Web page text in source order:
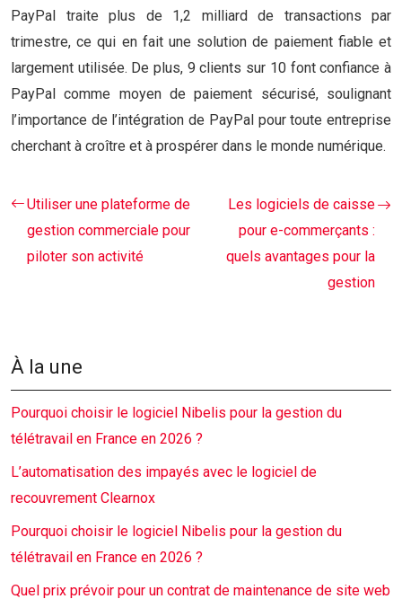
PayPal traite plus de 1,2 milliard de transactions par
trimestre, ce qui en fait une solution de paiement fiable et
largement utilisée. De plus, 9 clients sur 10 font confiance à
PayPal comme moyen de paiement sécurisé, soulignant
l’importance de l’intégration de PayPal pour toute entreprise
cherchant à croître et à prospérer dans le monde numérique.
Utiliser une plateforme de
gestion commerciale pour
piloter son activité
Les logiciels de caisse
pour e-commerçants :
quels avantages pour la
gestion
À la une
Pourquoi choisir le logiciel Nibelis pour la gestion du
télétravail en France en 2026 ?
L’automatisation des impayés avec le logiciel de
recouvrement Clearnox
Pourquoi choisir le logiciel Nibelis pour la gestion du
télétravail en France en 2026 ?
Quel prix prévoir pour un contrat de maintenance de site web